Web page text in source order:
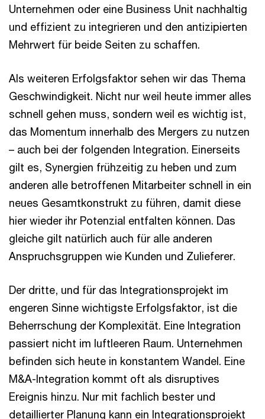
Unternehmen oder eine Business Unit nachhaltig
und effizient zu integrieren und den antizipierten
Mehrwert für beide Seiten zu schaffen.
Als weiteren Erfolgsfaktor sehen wir das Thema
Geschwindigkeit. Nicht nur weil heute immer alles
schnell gehen muss, sondern weil es wichtig ist,
das Momentum innerhalb des Mergers zu nutzen
– auch bei der folgenden Integration. Einerseits
gilt es, Synergien frühzeitig zu heben und zum
anderen alle betroffenen Mitarbeiter schnell in ein
neues Gesamtkonstrukt zu führen, damit diese
hier wieder ihr Potenzial entfalten können. Das
gleiche gilt natürlich auch für alle anderen
Anspruchsgruppen wie Kunden und Zulieferer.
Der dritte, und für das Integrationsprojekt im
engeren Sinne wichtigste Erfolgsfaktor, ist die
Beherrschung der Komplexität. Eine Integration
passiert nicht im luftleeren Raum. Unternehmen
befinden sich heute in konstantem Wandel. Eine
M&A-Integration kommt oft als disruptives
Ereignis hinzu. Nur mit fachlich bester und
detaillierter Planung kann ein Integrationsprojekt